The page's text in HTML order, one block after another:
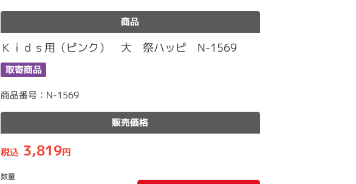
商品
Ｋｉｄｓ用（ピンク） 大 祭ハッピ N-1569
取寄商品
商品番号：N-1569
販売価格
税込 3,819円
数量